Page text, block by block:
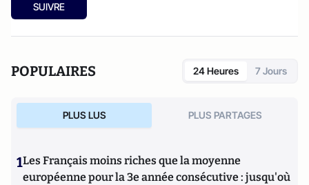
SUIVRE
POPULAIRES 24 Heures 7 Jours
PLUS LUS PLUS PARTAGES
1Les Français moins riches que la moyenne
européenne pour la 3e année consécutive : jusqu'où